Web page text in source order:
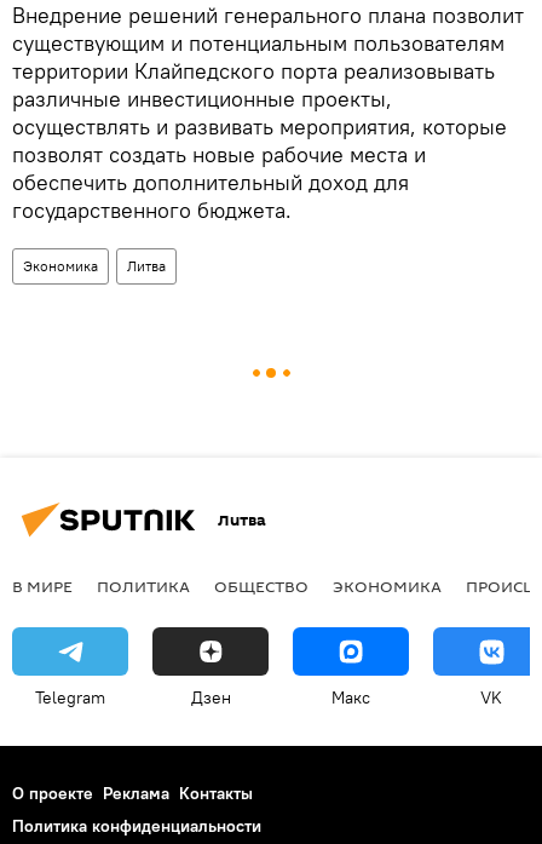
Внедрение решений генерального плана позволит
существующим и потенциальным пользователям
территории Клайпедского порта реализовывать
различные инвестиционные проекты,
осуществлять и развивать мероприятия, которые
позволят создать новые рабочие места и
обеспечить дополнительный доход для
государственного бюджета.
Экономика Литва
Литва
В МИРЕ ПОЛИТИКА ОБЩЕСТВО ЭКОНОМИКА
Telegram Дзен Макс VK
О проекте Реклама Контакты
Политика конфиденциальности